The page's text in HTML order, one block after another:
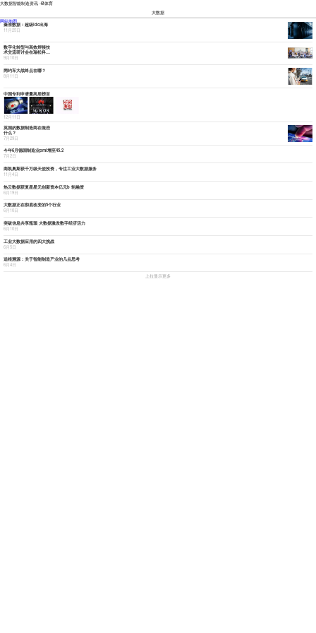
大数据智能制造资讯 -6t体育
大数据
秦淮数据：超级idc出海
11月25日
数字化转型与高效焊接技
术交流研讨会在瑞松科技
举办
9月10日
网约车大战终点在哪？
8月11日
中国专利申请量高居榜首
12月11日
英国的数据制造商在做些
什么？
7月29日
今年6月德国制造业pmi增至45.2
7月2日
商凯奥斯获千万级天使投资，专注工业大数据服务
11月4日
热云数据获复星星元创新资本亿元b 轮融资
6月19日
大数据正在彻底改变的5个行业
6月10日
突破信息共享瓶颈 大数据激发数字经济活力
6月10日
工业大数据应用的四大挑战
6月5日
追根溯源：关于智能制造产业的几点思考
6月4日
上拉显示更多
网站地图